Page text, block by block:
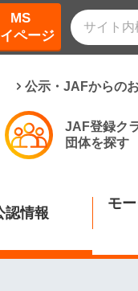
MS
ページ
公示・JAFからの
JAF登録ク
団体を探す
認情報
モ